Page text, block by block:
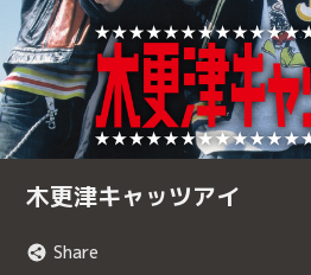
木更津キャッツアイ
Share